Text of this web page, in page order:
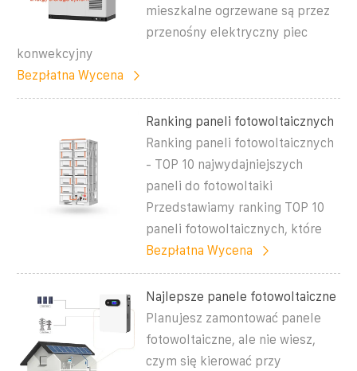
mieszkalne ogrzewane są przez
przenośny elektryczny piec
konwekcyjny
Bezpłatna Wycena
Ranking paneli fotowoltaicznych
Ranking paneli fotowoltaicznych
- TOP 10 najwydajniejszych
paneli do fotowoltaiki
Przedstawiamy ranking TOP 10
paneli fotowoltaicznych, które
Bezpłatna Wycena
Najlepsze panele fotowoltaiczne
Planujesz zamontować panele
fotowoltaiczne, ale nie wiesz,
czym się kierować przy